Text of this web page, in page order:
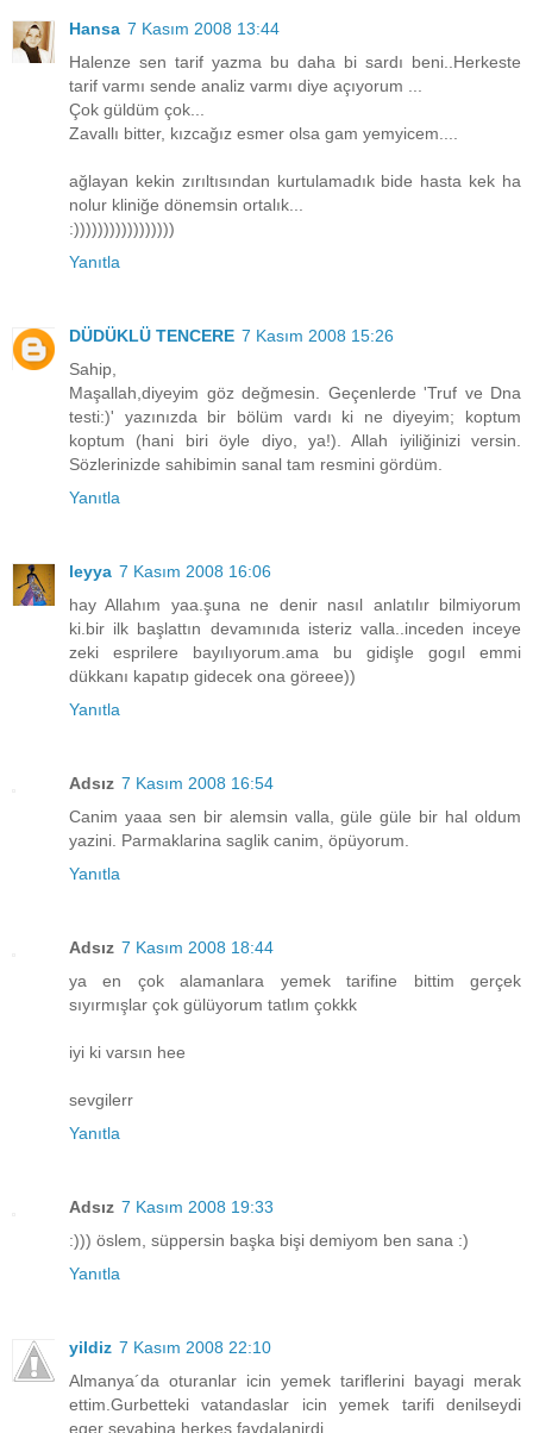
Hansa 7 Kasım 2008 13:44
Halenze sen tarif yazma bu daha bi sardı beni..Herkeste
tarif varmı sende analiz varmı diye açıyorum ...
Çok güldüm çok...
Zavallı bitter, kızcağız esmer olsa gam yemyicem....
ağlayan kekin zırıltısından kurtulamadık bide hasta kek ha
nolur kliniğe dönemsin ortalık...
:)))))))))))))))))
Yanıtla
DÜDÜKLÜ TENCERE 7 Kasım 2008 15:26
Sahip,
Maşallah,diyeyim göz değmesin. Geçenlerde 'Truf ve Dna
testi:)' yazınızda bir bölüm vardı ki ne diyeyim; koptum
koptum (hani biri öyle diyo, ya!). Allah iyiliğinizi versin.
Sözlerinizde sahibimin sanal tam resmini gördüm.
Yanıtla
leyya 7 Kasım 2008 16:06
hay Allahım yaa.şuna ne denir nasıl anlatılır bilmiyorum
ki.bir ilk başlattın devamınıda isteriz valla..inceden inceye
zeki esprilere bayılıyorum.ama bu gidişle gogıl emmi
dükkanı kapatıp gidecek ona göreee))
Yanıtla
Adsız 7 Kasım 2008 16:54
Canim yaaa sen bir alemsin valla, güle güle bir hal oldum
yazini. Parmaklarina saglik canim, öpüyorum.
Yanıtla
Adsız 7 Kasım 2008 18:44
ya en çok alamanlara yemek tarifine bittim gerçek
sıyırmışlar çok gülüyorum tatlım çokkk
iyi ki varsın hee
sevgilerr
Yanıtla
Adsız 7 Kasım 2008 19:33
:))) öslem, süppersin başka bişi demiyom ben sana :)
Yanıtla
yildiz 7 Kasım 2008 22:10
Almanya´da oturanlar icin yemek tariflerini bayagi merak
ettim.Gurbetteki vatandaslar icin yemek tarifi denilseydi
eger sevabina herkes faydalanirdi.